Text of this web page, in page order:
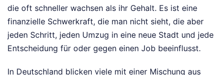
die oft schneller wachsen als ihr Gehalt. Es ist eine
finanzielle Schwerkraft, die man nicht sieht, die aber
jeden Schritt, jeden Umzug in eine neue Stadt und jede
Entscheidung für oder gegen einen Job beeinflusst.
In Deutschland blicken viele mit einer Mischung aus